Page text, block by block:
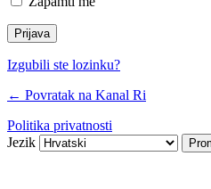
Izgubili ste lozinku?
← Povratak na Kanal Ri
Politika privatnosti
Jezik